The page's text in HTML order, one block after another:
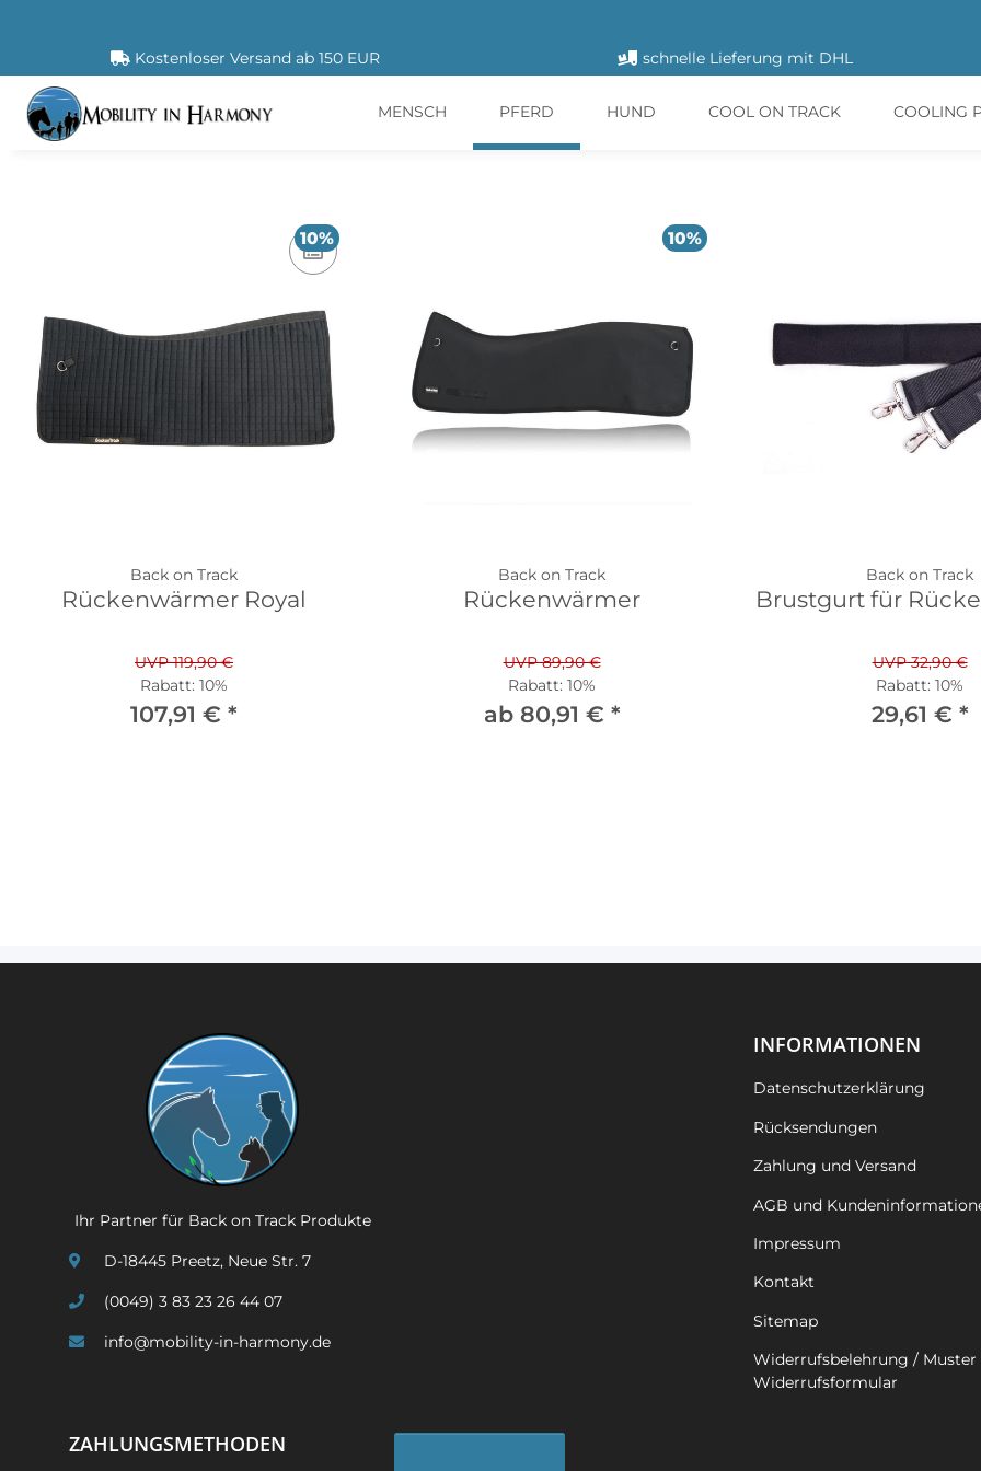
Kostenloser Versand ab 150 EUR
schnelle Lieferung mit DHL
MENSCH PFERD HUND COOL ON TRACK COOLING
10%
Back on Track
Rückenwärmer Royal
UVP 119,90 €
Rabatt: 10%
107,91 € *
10%
Back on Track
Rückenwärmer
UVP 89,90 €
Rabatt: 10%
ab 80,91 € *
Back on Track
Brustgurt für
UVP 32,90 €
Rabatt: 10%
29,61 € *
Ihr Partner für Back on Track Produkte
D-18445 Preetz, Neue Str. 7
(0049) 3 83 23 26 44 07
info@mobility-in-harmony.de
INFORMATIONEN
Datenschutzerklärung
Rücksendungen
Zahlung und Versand
AGB und
Impressum
Kontakt
Sitemap
Widerrufsbelehrung / Muster
Widerrufsformular
ZAHLUNGSMETHODEN